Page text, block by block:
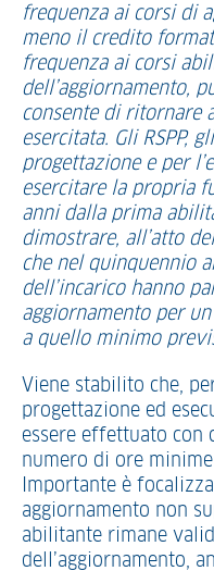
frequenza ai corsi di
meno il credito
frequenza ai corsi
dell’aggiornamento,
consente di ritornare
esercitata. Gli RSPP,
progettazione e per
esercitare la propria
anni dalla prima
dimostrare, all’atto
che nel quinquennio
dell’incarico hanno
aggiornamento per
a quello minimo
Viene stabilito che,
progettazione ed
essere effettuato con
numero di ore
Importante è
aggiornamento non
abilitante rimane
dell’aggiornamento,